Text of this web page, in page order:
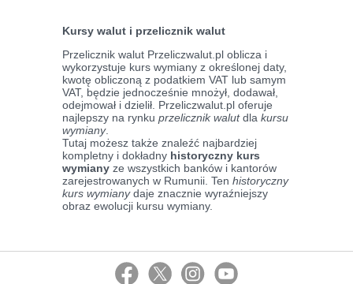
Kursy walut i przelicznik walut
Przelicznik walut Przeliczwalut.pl oblicza i
wykorzystuje kurs wymiany z określonej daty,
kwotę obliczoną z podatkiem VAT lub samym
VAT, będzie jednocześnie mnożył, dodawał,
odejmował i dzielił. Przeliczwalut.pl oferuje
najlepszy na rynku przelicznik walutdla kursu
wymiany.
Tutaj możesz także znaleźć najbardziej
kompletny i dokładny historyczny kurs
wymiany ze wszystkich banków i kantorów
zarejestrowanych w Rumunii. Ten historyczny
kurs wymianydaje znacznie wyraźniejszy
obraz ewolucji kursu wymiany.